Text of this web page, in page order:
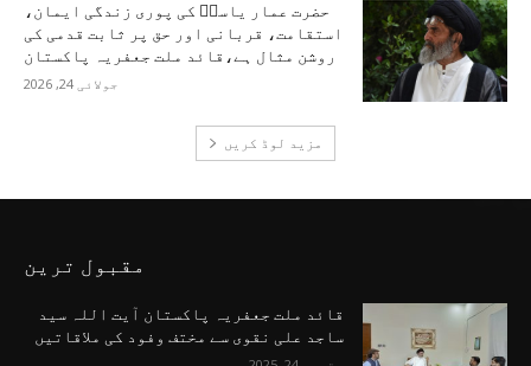
حضرت عمار یاسرؑ کی پوری زندگی ایمان،
استقامت، قربانی اور حق پر ثابت قدمی کی
روشن مثال ہے،قائد ملت جعفریہ پاکستان
جولائی 24, 2026
مزید لوڈ کریں
مقبول ترین
قائد ملت جعفریہ پاکستان آیت اللہ سید
ساجد علی نقوی سے مختف وفود کی ملاقاتیں